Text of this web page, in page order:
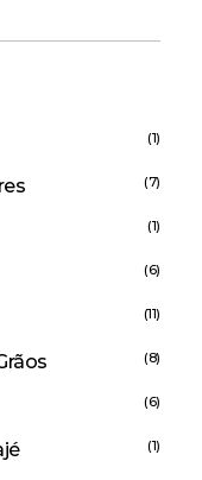
(1)
(7)
(1)
(6)
(11)
(8)
(6)
(1)